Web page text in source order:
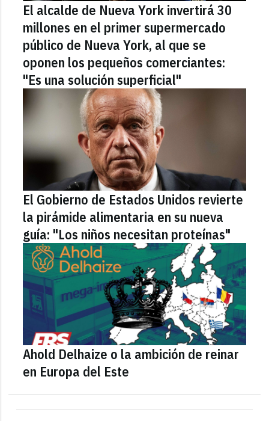
El alcalde de Nueva York invertirá 30
millones en el primer supermercado
público de Nueva York, al que se
oponen los pequeños comerciantes:
"Es una solución superficial"
El Gobierno de Estados Unidos revierte
la pirámide alimentaria en su nueva
guía: "Los niños necesitan proteínas"
Ahold Delhaize o la ambición de reinar
en Europa del Este